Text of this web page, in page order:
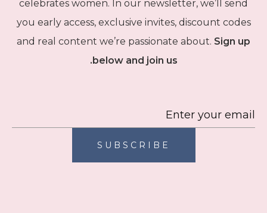
celebrates women. In our newsletter, we’ll send
you early access, exclusive invites, discount codes
and real content we’re passionate about. Sign up
below and join us.
SUBSCRIBE